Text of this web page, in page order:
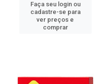
Faça seu login ou
cadastre-se para
ver preços e
comprar